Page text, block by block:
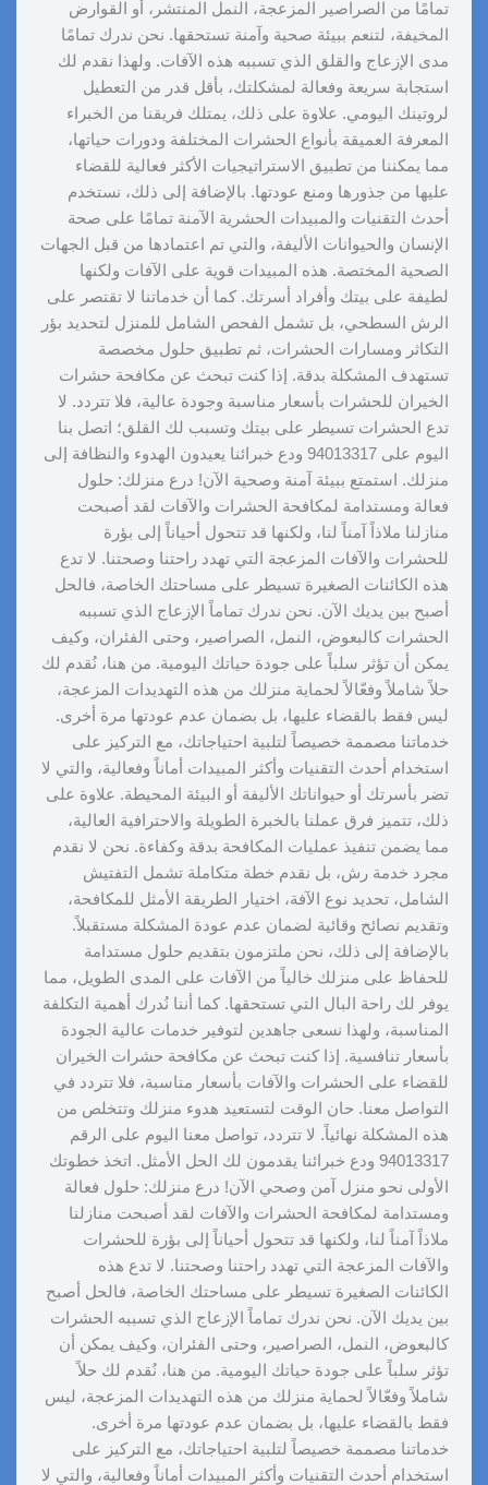
تمامًا من الصراصير المزعجة، النمل المنتشر، أو القوارض
المخيفة، لتنعم ببيئة صحية وآمنة تستحقها. نحن ندرك تمامًا
مدى الإزعاج والقلق الذي تسببه هذه الآفات. ولهذا نقدم لك
استجابة سريعة وفعالة لمشكلتك، بأقل قدر من التعطيل
لروتينك اليومي. علاوة على ذلك، يمتلك فريقنا من الخبراء
المعرفة العميقة بأنواع الحشرات المختلفة ودورات حياتها،
مما يمكننا من تطبيق الاستراتيجيات الأكثر فعالية للقضاء
عليها من جذورها ومنع عودتها. بالإضافة إلى ذلك، نستخدم
أحدث التقنيات والمبيدات الحشرية الآمنة تمامًا على صحة
الإنسان والحيوانات الأليفة، والتي تم اعتمادها من قبل الجهات
الصحية المختصة. هذه المبيدات قوية على الآفات ولكنها
لطيفة على بيتك وأفراد أسرتك. كما أن خدماتنا لا تقتصر على
الرش السطحي، بل تشمل الفحص الشامل للمنزل لتحديد بؤر
التكاثر ومسارات الحشرات، ثم تطبيق حلول مخصصة
تستهدف المشكلة بدقة. إذا كنت تبحث عن مكافحة حشرات
الخيران للحشرات بأسعار مناسبة وجودة عالية، فلا تتردد. لا
تدع الحشرات تسيطر على بيتك وتسبب لك القلق؛ اتصل بنا
اليوم على 94013317 ودع خبرائنا يعيدون الهدوء والنظافة إلى
منزلك. استمتع ببيئة آمنة وصحية الآن! درع منزلك: حلول
فعالة ومستدامة لمكافحة الحشرات والآفات لقد أصبحت
منازلنا ملاذاً آمناً لنا، ولكنها قد تتحول أحياناً إلى بؤرة
للحشرات والآفات المزعجة التي تهدد راحتنا وصحتنا. لا تدع
هذه الكائنات الصغيرة تسيطر على مساحتك الخاصة، فالحل
أصبح بين يديك الآن. نحن ندرك تماماً الإزعاج الذي تسببه
الحشرات كالبعوض، النمل، الصراصير، وحتى الفئران، وكيف
يمكن أن تؤثر سلباً على جودة حياتك اليومية. من هنا، نُقدم لك
حلاً شاملاً وفعّالاً لحماية منزلك من هذه التهديدات المزعجة،
ليس فقط بالقضاء عليها، بل بضمان عدم عودتها مرة أخرى.
خدماتنا مصممة خصيصاً لتلبية احتياجاتك، مع التركيز على
استخدام أحدث التقنيات وأكثر المبيدات أماناً وفعالية، والتي لا
تضر بأسرتك أو حيواناتك الأليفة أو البيئة المحيطة. علاوة على
ذلك، تتميز فرق عملنا بالخبرة الطويلة والاحترافية العالية،
مما يضمن تنفيذ عمليات المكافحة بدقة وكفاءة. نحن لا نقدم
مجرد خدمة رش، بل نقدم خطة متكاملة تشمل التفتيش
الشامل، تحديد نوع الآفة، اختيار الطريقة الأمثل للمكافحة،
وتقديم نصائح وقائية لضمان عدم عودة المشكلة مستقبلاً.
بالإضافة إلى ذلك، نحن ملتزمون بتقديم حلول مستدامة
للحفاظ على منزلك خالياً من الآفات على المدى الطويل، مما
يوفر لك راحة البال التي تستحقها. كما أننا نُدرك أهمية التكلفة
المناسبة، ولهذا نسعى جاهدين لتوفير خدمات عالية الجودة
بأسعار تنافسية. إذا كنت تبحث عن مكافحة حشرات الخيران
للقضاء على الحشرات والآفات بأسعار مناسبة، فلا تتردد في
التواصل معنا. حان الوقت لتستعيد هدوء منزلك وتتخلص من
هذه المشكلة نهائياً. لا تتردد، تواصل معنا اليوم على الرقم
94013317 ودع خبرائنا يقدمون لك الحل الأمثل. اتخذ خطوتك
الأولى نحو منزل آمن وصحي الآن! درع منزلك: حلول فعالة
ومستدامة لمكافحة الحشرات والآفات لقد أصبحت منازلنا
ملاذاً آمناً لنا، ولكنها قد تتحول أحياناً إلى بؤرة للحشرات
والآفات المزعجة التي تهدد راحتنا وصحتنا. لا تدع هذه
الكائنات الصغيرة تسيطر على مساحتك الخاصة، فالحل أصبح
بين يديك الآن. نحن ندرك تماماً الإزعاج الذي تسببه الحشرات
كالبعوض، النمل، الصراصير، وحتى الفئران، وكيف يمكن أن
تؤثر سلباً على جودة حياتك اليومية. من هنا، نُقدم لك حلاً
شاملاً وفعّالاً لحماية منزلك من هذه التهديدات المزعجة، ليس
فقط بالقضاء عليها، بل بضمان عدم عودتها مرة أخرى.
خدماتنا مصممة خصيصاً لتلبية احتياجاتك، مع التركيز على
استخدام أحدث التقنيات وأكثر المبيدات أماناً وفعالية، والتي لا